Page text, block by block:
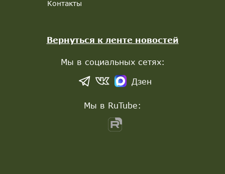
Контакты
Вернуться к ленте новостей
Мы в социальных сетях:
Дзен
Мы в RuTube: